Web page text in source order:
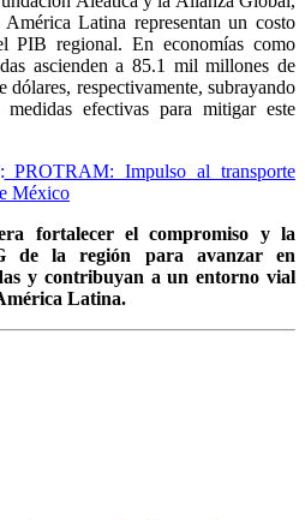
Latina representan un costo
PIB regional. En economías como
ascienden a 85.1 mil millones de
respectivamente, subrayando
efectivas para mitigar este
PROTRAM: Impulso al transporte
México
fortalecer el compromiso y la
de la región para avanzar en
y contribuyan a un entorno vial
Latina.